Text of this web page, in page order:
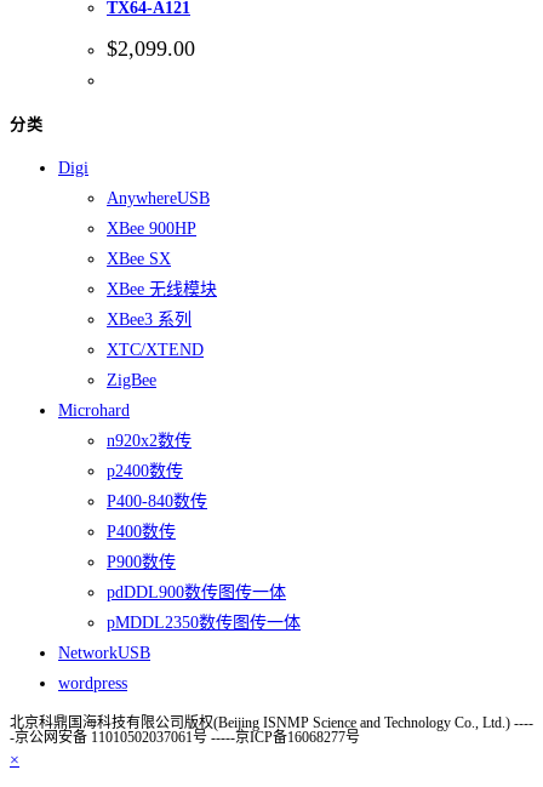
TX64-A121
$2,099.00
分类
Digi
AnywhereUSB
XBee 900HP
XBee SX
XBee 无线模块
XBee3 系列
XTC/XTEND
ZigBee
Microhard
n920x2数传
p2400数传
P400-840数传
P400数传
P900数传
pdDDL900数传图传一体
pMDDL2350数传图传一体
NetworkUSB
wordpress
北京科鼎国海科技有限公司版权(Beijing ISNMP Science and Technology Co., Ltd.) ----
-京公网安备 11010502037061号 -----京ICP备16068277号
×